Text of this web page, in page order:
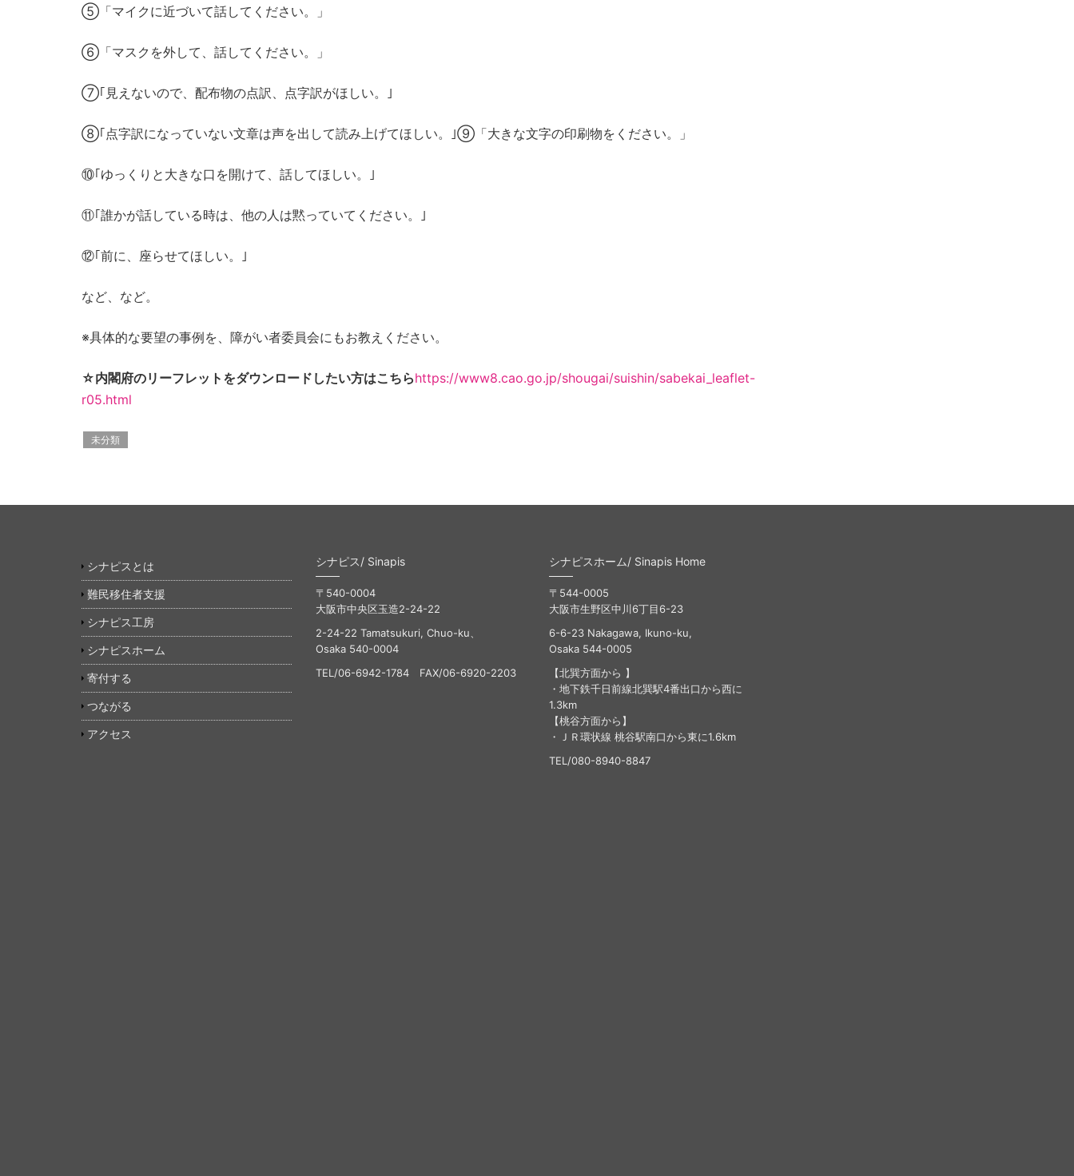
⑤「マイクに近づいて話してください。」
⑥「マスクを外して、話してください。」
⑦｢見えないので、配布物の点訳、点字訳がほしい。｣
⑧｢点字訳になっていない文章は声を出して読み上げてほしい。｣⑨「大きな文字の印刷物をください。」
⑩｢ゆっくりと大きな口を開けて、話してほしい。｣
⑪｢誰かが話している時は、他の人は黙っていてください。｣
⑫｢前に、座らせてほしい。｣
など、など。
※具体的な要望の事例を、障がい者委員会にもお教えください。
☆内閣府のリーフレットをダウンロードしたい方はこちらhttps://www8.cao.go.jp/shougai/suishin/sabekai_leaflet-
r05.html
未分類
シナピスとは
難民移住者支援
シナピス工房
シナピスホーム
寄付する
つながる
アクセス
シナピス/ Sinapis
〒540-0004
大阪市中央区玉造2-24-22
2-24-22 Tamatsukuri, Chuo-ku、
Osaka 540-0004
TEL/06-6942-1784 FAX/06-6920-2203
シナピスホーム/ Sinapis Home
〒544-0005
大阪市生野区中川6丁目6-23
6-6-23 Nakagawa, Ikuno-ku,
Osaka 544-0005
【北巽方面から 】
・地下鉄千日前線北巽駅4番出口から西に
1.3km
【桃谷方面から】
・ＪＲ環状線 桃谷駅南口から東に1.6km
TEL/080-8940-8847